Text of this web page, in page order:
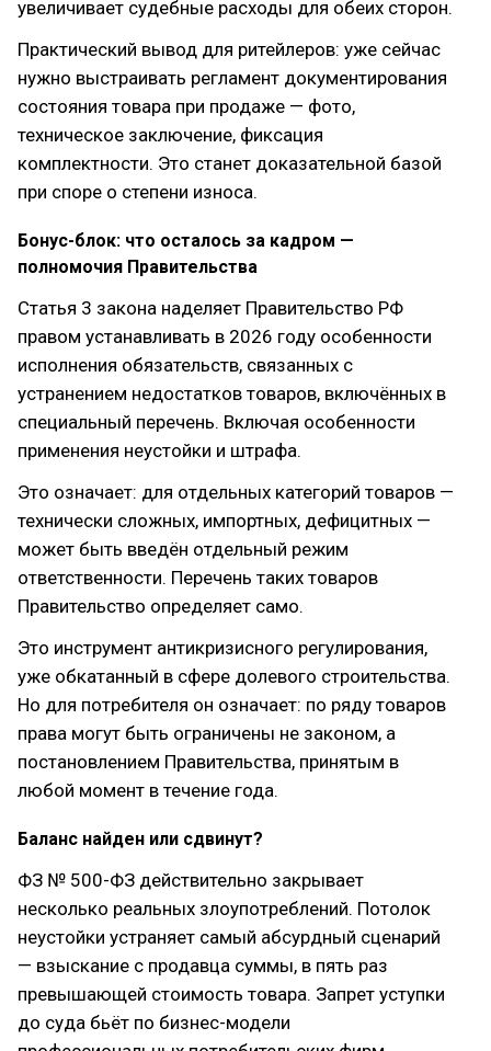
увеличивает судебные расходы для обеих сторон.
Практический вывод для ритейлеров: уже сейчас
нужно выстраивать регламент документирования
состояния товара при продаже — фото,
техническое заключение, фиксация
комплектности. Это станет доказательной базой
при споре о степени износа.
Бонус-блок: что осталось за кадром —
полномочия Правительства
Статья 3 закона наделяет Правительство РФ
правом устанавливать в 2026 году особенности
исполнения обязательств, связанных с
устранением недостатков товаров, включённых в
специальный перечень. Включая особенности
применения неустойки и штрафа.
Это означает: для отдельных категорий товаров —
технически сложных, импортных, дефицитных —
может быть введён отдельный режим
ответственности. Перечень таких товаров
Правительство определяет само.
Это инструмент антикризисного регулирования,
уже обкатанный в сфере долевого строительства.
Но для потребителя он означает: по ряду товаров
права могут быть ограничены не законом, а
постановлением Правительства, принятым в
любой момент в течение года.
Баланс найден или сдвинут?
ФЗ № 500-ФЗ действительно закрывает
несколько реальных злоупотреблений. Потолок
неустойки устраняет самый абсурдный сценарий
— взыскание с продавца суммы, в пять раз
превышающей стоимость товара. Запрет уступки
до суда бьёт по бизнес-модели